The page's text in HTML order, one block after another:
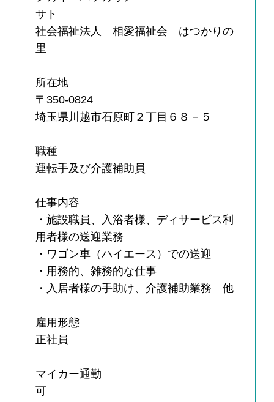
サト
社会福祉法人 相愛福祉会 はつかりの
里
所在地
〒350-0824
埼玉県川越市石原町２丁目６８－５
職種
運転手及び介護補助員
仕事内容
・施設職員、入浴者様、ディサービス利
用者様の送迎業務
・ワゴン車（ハイエース）での送迎
・用務的、雑務的な仕事
・入居者様の手助け、介護補助業務 他
雇用形態
正社員
マイカー通勤
可